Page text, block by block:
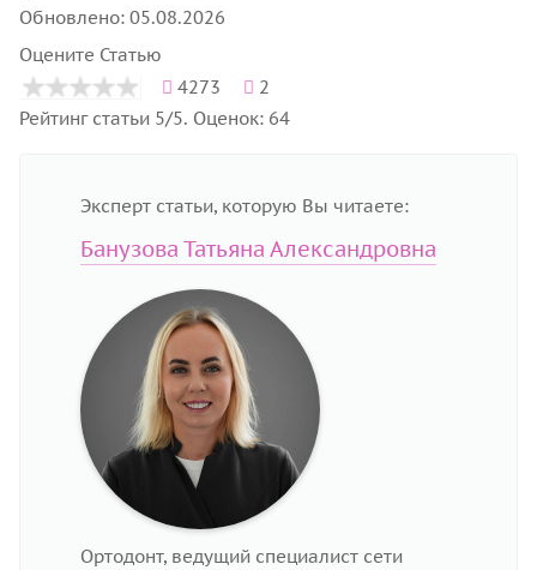
Обновлено: 05.08.2026
Оцените Статью
4273
2
Рейтинг статьи 5/5. Оценок: 64
Эксперт статьи, которую Вы читаете:
Банузова Татьяна Александровна
Ортодонт, ведущий специалист сети